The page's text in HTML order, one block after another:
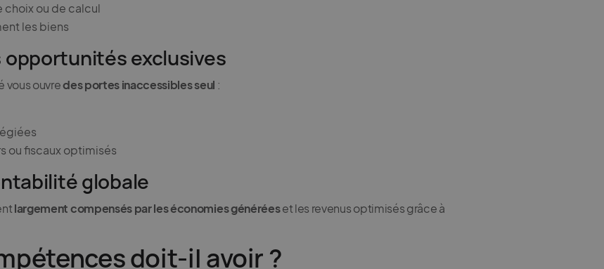
choix ou de calcul
les biens
opportunités exclusives
vous ouvredes portes inaccessibles seul :
ou fiscaux optimisés
globale
largement compensés par les économies généréeset les revenus optimisés grâce à
doit-il avoir ?